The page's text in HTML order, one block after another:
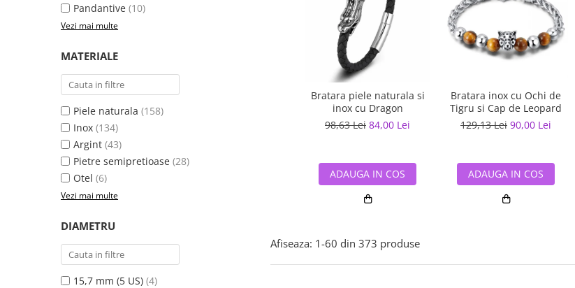
semipretioase
Bijuterii argint cu diverse
Bijuterii argint cu murano
Bijuterii de Lux
Bijuterii Handmade
Bijuterii fantezie
Casete si cutii de bijuterii
Bijuterii tungsten
Accesorii Piele
Solutii si lavete de curatare
Pandantive (10)
Vezi mai multe
MATERIALE
Piele naturala (158)
Inox (134)
Argint (43)
Pietre semipretioase (28)
Otel (6)
Vezi mai multe
DIAMETRU
15,7 mm (5 US) (4)
Bratara piele naturala si
inox cu Dragon
98,63 Lei 84,00 Lei
ADAUGA IN COS
Bratara inox cu Ochi de
Tigru si Cap de Leopard
129,13 Lei 90,00 Lei
ADAUGA IN COS
Afiseaza: 1-60 din 373 produse